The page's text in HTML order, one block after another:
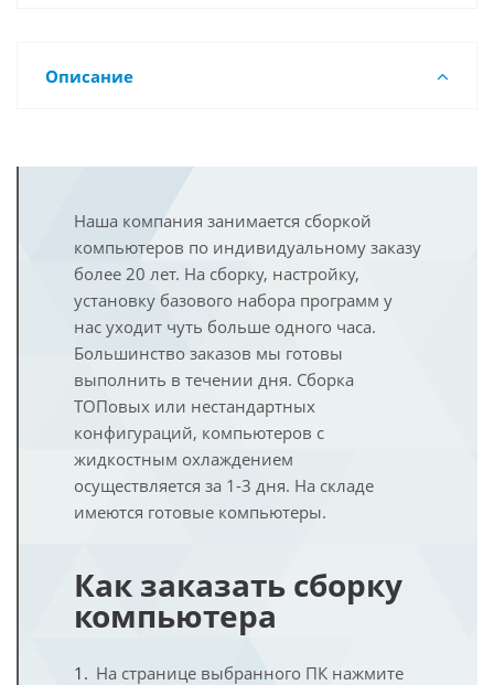
Описание
Наша компания занимается сборкой
компьютеров по индивидуальному заказу
более 20 лет. На сборку, настройку,
установку базового набора программ у
нас уходит чуть больше одного часа.
Большинство заказов мы готовы
выполнить в течении дня. Сборка
ТОПовых или нестандартных
конфигураций, компьютеров с
жидкостным охлаждением
осуществляется за 1-3 дня. На складе
имеются готовые компьютеры.
Как заказать сборку
компьютера
На странице выбранного ПК нажмите